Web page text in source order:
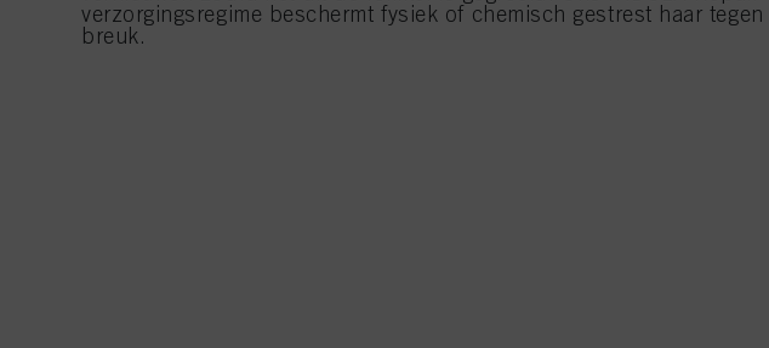
verzorgingsregime beschermt fysiek of chemisch gestrest haar tegen
breuk.